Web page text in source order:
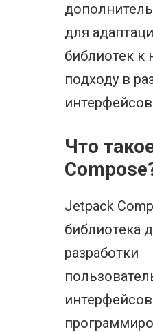
для
библиотек к
подходу в
Что
Jetpack
библиотека
разработки